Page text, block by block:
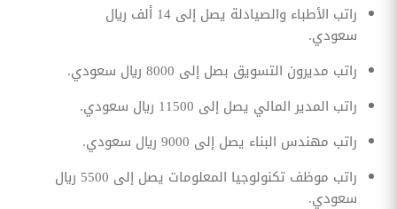
راتب الأطباء والصيادلة يصل إلى 14 ألف ريال
سعودي.
راتب مديرون التسويق بصل إلى 8000 ريال سعودي.
راتب المدير المالي يصل إلى 11500 ريال سعودي.
راتب مهندس البناء يصل إلى 9000 ريال سعودي.
راتب موظف تكنولوجيا المعلومات يصل إلى 5500 ريال
سعودي.